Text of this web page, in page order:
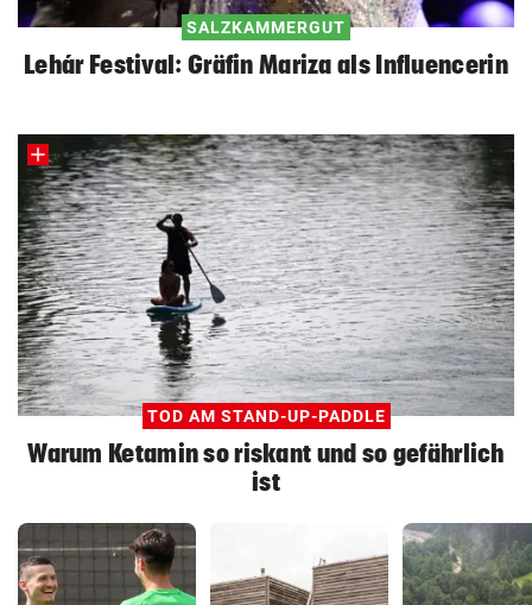
SALZKAMMERGUT
Lehár Festival: Gräfin Mariza als Influencerin
TOD AM STAND-UP-PADDLE
Warum Ketamin so riskant und so gefährlich
ist